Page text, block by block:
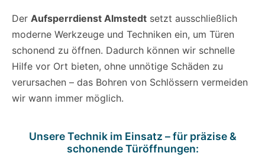
Der Aufsperrdienst Almstedt setzt ausschließlich
moderne Werkzeuge und Techniken ein, um Türen
schonend zu öffnen. Dadurch können wir schnelle
Hilfe vor Ort bieten, ohne unnötige Schäden zu
verursachen – das Bohren von Schlössern vermeiden
wir wann immer möglich.
Unsere Technik im Einsatz – für präzise &
schonende Türöffnungen: